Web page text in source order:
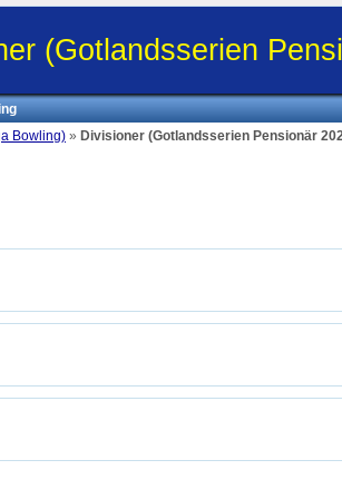
(Gotlandsserien
Bowling) » Divisioner (Gotlandsserien Pensionär